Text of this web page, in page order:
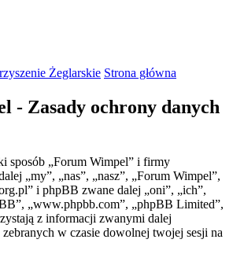
Żeglarskie Strona główna
- Zasady ochrony danych
sposób „Forum Wimpel” i firmy
„my”, „nas”, „nasz”, „Forum Wimpel”,
i phpBB zwane dalej „oni”, „ich”,
„www.phpbb.com”, „phpBB Limited”,
z informacji zwanymi dalej
w czasie dowolnej twojej sesji na